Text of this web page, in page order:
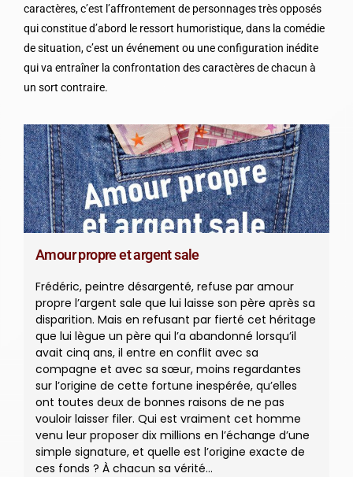
caractères, c’est l’affrontement de personnages très opposés
qui constitue d’abord le ressort humoristique, dans la comédie
de situation, c’est un événement ou une configuration inédite
qui va entraîner la confrontation des caractères de chacun à
un sort contraire.
Amour propre et argent sale
Frédéric, peintre désargenté, refuse par amour
propre l’argent sale que lui laisse son père après sa
disparition. Mais en refusant par fierté cet héritage
que lui lègue un père qui l’a abandonné lorsqu’il
avait cinq ans, il entre en conflit avec sa
compagne et avec sa sœur, moins regardantes
sur l’origine de cette fortune inespérée, qu’elles
ont toutes deux de bonnes raisons de ne pas
vouloir laisser filer. Qui est vraiment cet homme
venu leur proposer dix millions en l’échange d’une
simple signature, et quelle est l’origine exacte de
ces fonds ? À chacun sa vérité…